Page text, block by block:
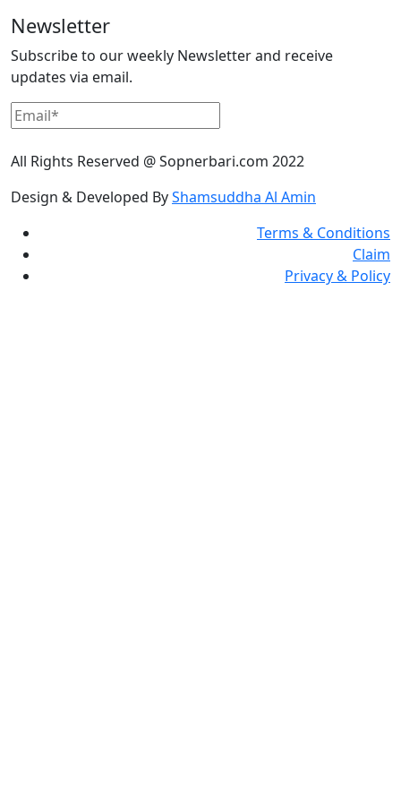
Newsletter
Subscribe to our weekly Newsletter and receive
updates via email.
All Rights Reserved @ Sopnerbari.com 2022
Design & Developed ByShamsuddha Al Amin
Terms & Conditions
Claim
Privacy & Policy